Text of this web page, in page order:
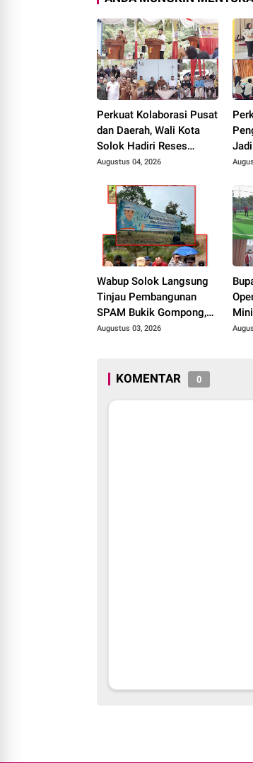
Perkuat Kolaborasi Pusat
dan Daerah, Wali Kota
Solok Hadiri Reses
Anggota DPR RI H. Zigo
Augustus 04, 2026
P3I
Wabup Solok Langsung
Tinjau Pembangunan
SPAM Bukik Gompong,
Target Rampung Akhir
Augustus 03, 2026
KOMENTAR 0